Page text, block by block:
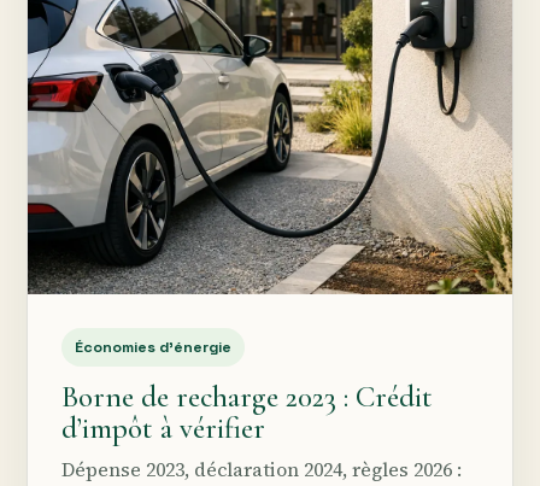
Économies d’énergie
Borne de recharge 2023 : Crédit
d’impôt à vérifier
Dépense 2023, déclaration 2024, règles 2026 :